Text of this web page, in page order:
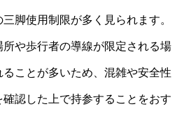
脚使用制限が多く見られます。
や歩行者の導線が限定される場
ことが多いため、混雑や安全性
認した上で持参することをおす